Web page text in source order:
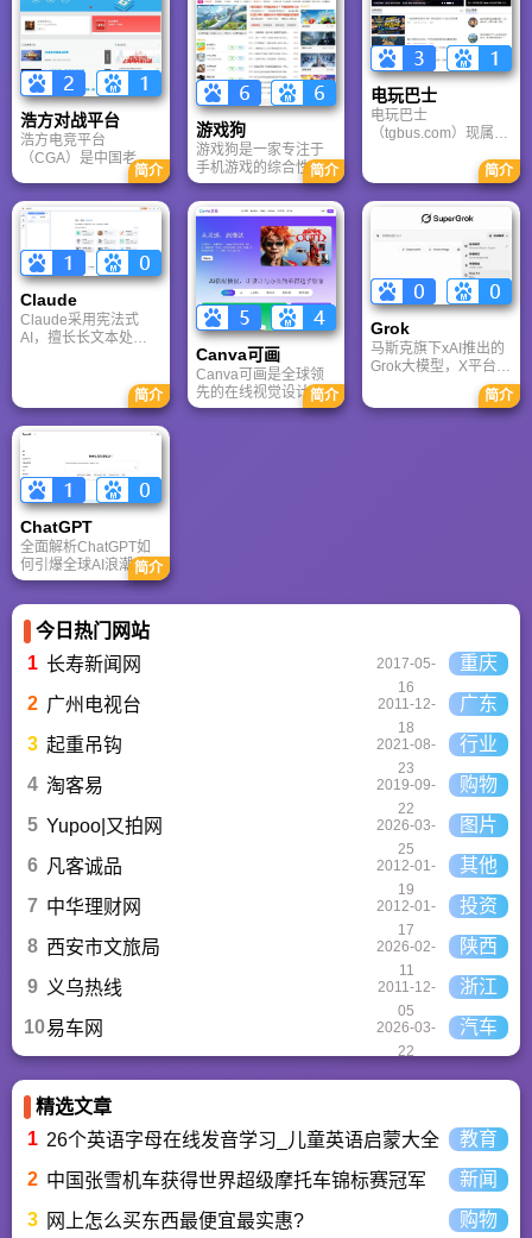
GenFlow AI智能体如
何帮你高效办公与学
习。
作，国内访问极速，
是美化桌面的首选平
台。
借其深厚的历史积淀
和活跃的用户群体，
A9VG 成为硬核玩家
交流心得、分享攻略
的首选平台之一。
浩方对战平台
浩方电竞平台
（CGA）是中国老牌
游戏联机平台，提供
CS、War3、星际争霸
等经典游戏的稳定联
机服务。重温DOTA1
的激情岁月，找回当
年的战友。同时提供
最新CGA电竞赛事资
讯及热门页游入口，
致敬中国电竞的黄金
时代。
简介
游戏狗
游戏狗是一家专注于
手机游戏的综合性门
户网站。它致力于为
手游玩家提供最新、
最全的游戏资讯、攻
略、评测及视频等内
容，是国内较早一批
专注于移动游戏领域
的垂直媒体。
简介
电玩巴士
电玩巴士
（tgbus.com）现属于
注于解决游戏用户需
求的综合性游戏门户
网站，电玩巴士是一
个全面的综合性游戏
门户，专注于为全球
玩家提供主机、PC及
移动端游戏的全方位
资讯。
简介
Claude
Claude采用宪法式
AI，擅长长文本处理
在复杂推理、代码与
快速迭代上占优。两
者定位不同，各有千
简介
Canva可画
Canva可画是全球领
先的在线视觉设计平
台，内置AI“魔力工作
简介
Grok
马斯克旗下xAI推出的
Grok大模型，X平台实
时数据整合与多智能
体协作的核心优势。
针对其中文能力、隐
简介
ChatGPT‌
全面解析ChatGPT如
何引爆全球AI浪潮！
通俗讲解神经网络、
Transformer与RLHF
核心技术，带您轻松
看懂大语言模型如何
重塑未来。
简介
今日热门网站
1 长寿新闻网
2017-05-
16
重庆
2 广州电视台
2011-12-
18
广东
3 起重吊钩
2021-08-
23
行业
4 淘客易
2019-09-
22
购物
5 Yupoo|又拍网
2026-03-
25
图片
6 凡客诚品
2012-01-
19
其他
7 中华理财网
2012-01-
17
投资
8 西安市文旅局
2026-02-
11
陕西
9 义乌热线
2011-12-
05
浙江
10易车网
2026-03-
22
汽车
精选文章
1 26个英语字母在线发音学习_儿童英语启蒙大全
教育
2 中国张雪机车获得世界超级摩托车锦标赛冠军
新闻
3
网上怎么买东西最便宜最实惠? 购物